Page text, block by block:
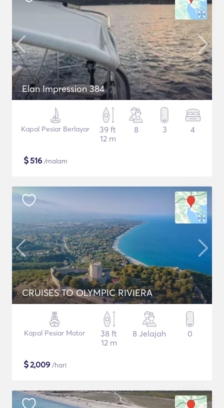
Elan Impression 384
Kapal Pesiar Berlayar
39 ft
12 m
8 3 4
$516 /malam
CRUISES TO OLYMPIC RIVIERA
Kapal Pesiar Motor
38 ft
12 m
8 Jelajah 0
$2,009 /hari